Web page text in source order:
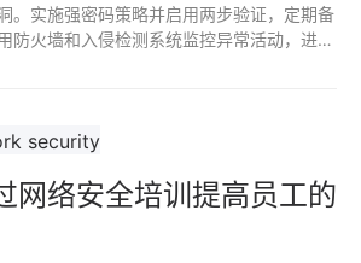
。实施强密码策略并启用两步验证，定期备
防火墙和入侵检测系统监控异常活动，进行
网络安全培训提高员工的